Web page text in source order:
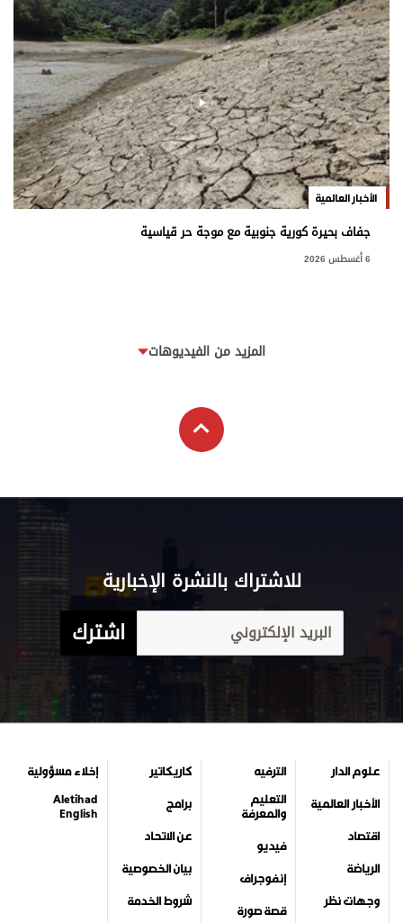
الأخبار العالمية
جفاف بحيرة كورية جنوبية مع موجة حر قياسية
6 أغسطس 2026
المزيد من الفيديوهات
للاشتراك بالنشرة الإخبارية
اشترك
علوم الدار
الأخبار العالمية
اقتصاد
الرياضة
وجهات نظر
الترفيه
التعليم
والمعرفة
فيديو
إنفوجراف
قصة صورة
كاريكاتير
برامج
عن الاتحاد
بيان الخصوصية
شروط الخدمة
إخلاء مسؤولية
Aletihad
English